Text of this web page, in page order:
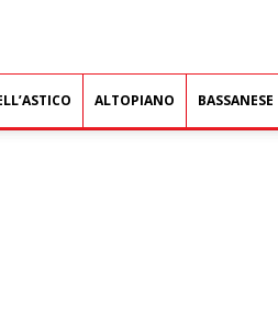
ALTOPIANO BASSANESE